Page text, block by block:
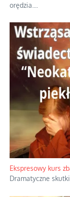
orędzia.
Ekspresowy kurs
Dramatyczne